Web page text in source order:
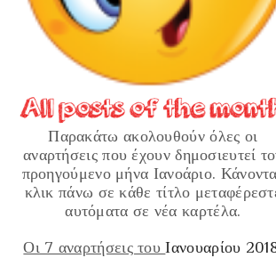
Παρακάτω ακολουθούν όλες οι
αναρτήσεις που έχουν δημοσιευτεί
προηγούμενο μήνα Ιανοάριο.
κλικ πάνω σε κάθε τίτλο
αυτόματα σε νέα καρτέλα.
Οι 7 αναρτήσεις τουΙανουαρίου